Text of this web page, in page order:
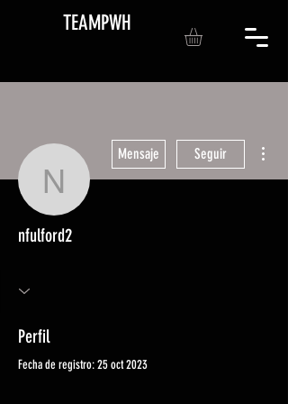
TEAMPWH
nfulford2
Mensaje Seguir
nfulford2
Perfil
Fecha de registro: 25 oct 2023